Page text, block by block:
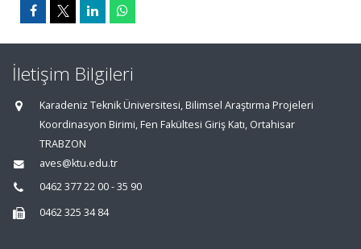
İletişim Bilgileri
Karadeniz Teknik Üniversitesi, Bilimsel Araştırma Projeleri
Koordinasyon Birimi, Fen Fakültesi Giriş Katı, Ortahisar
TRABZON
aves@ktu.edu.tr
0462 377 22 00 - 35 90
0462 325 34 84